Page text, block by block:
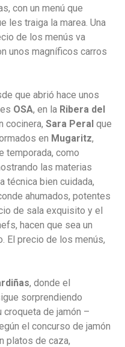
con un menú que
les traiga la marea. Una
de los menús va
unos magníficos carros
que abrió hace unos
OSA, en la Ribera del
cocinera, Sara Peral que
en Mugaritz,
temporada, como
las materias
técnica bien cuidada,
ahumados, potentes
de sala exquisito y el
hacen que sea un
El precio de los menús,
, donde el
sorprendiendo
croqueta de jamón –
el concurso de jamón
platos de caza,